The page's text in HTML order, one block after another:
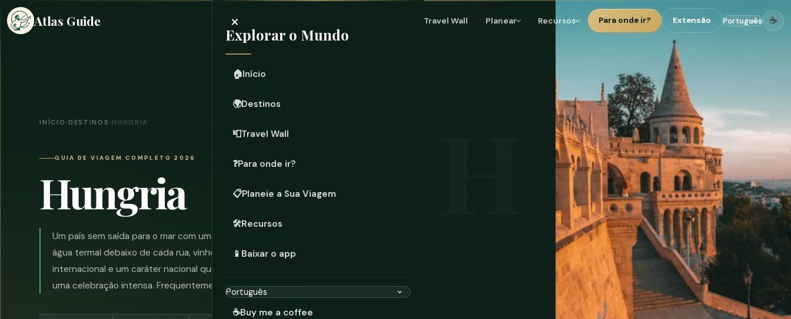
Atlas Guide Travel Wall Planear Recursos Para onde ir? Extensão ☕
×
Explorar o Mundo
🏠Início
🌍Destinos
📮Travel Wall
❓Para onde ir?
📋Planeie a Sua Viagem
🛠️Recursos
📱 Baixar o app
☕Buy me a coffee
INÍCIO ›DESTINOS ›HUNGRIA
GUIA DE VIAGEM COMPLETO 2026
Hungria
Um país sem saída para o mar com uma das capitais mais dramáticas da Europa,
água termal debaixo de cada rua, vinho que merece muito mais atenção
internacional e um caráter nacional que oscila entre uma melancolia profunda e
uma celebração intensa. Frequentemente ao mesmo tempo.